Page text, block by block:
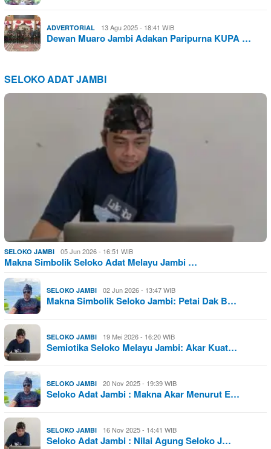
ADVERTORIAL 13 Agu 2025 - 18:41 WIB
Dewan Muaro Jambi Adakan Paripurna KUPA …
SELOKO ADAT JAMBI
SELOKO JAMBI 05 Jun 2026 - 16:51 WIB
Makna Simbolik Seloko Adat Melayu Jambi …
SELOKO JAMBI 02 Jun 2026 - 13:47 WIB
Makna Simbolik Seloko Jambi: Petai Dak B…
SELOKO JAMBI 19 Mei 2026 - 16:20 WIB
Semiotika Seloko Melayu Jambi: Akar Kuat…
SELOKO JAMBI 20 Nov 2025 - 19:39 WIB
Seloko Adat Jambi : Makna Akar Menurut E…
SELOKO JAMBI 16 Nov 2025 - 14:41 WIB
Seloko Adat Jambi : Nilai Agung Seloko J…